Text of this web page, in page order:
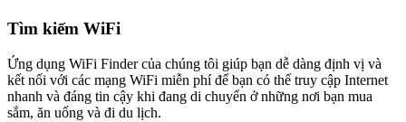
Tìm kiếm WiFi
Ứng dụng WiFi Finder của chúng tôi giúp bạn dễ dàng định vị và
kết nối với các mạng WiFi miễn phí để bạn có thể truy cập Internet
nhanh và đáng tin cậy khi đang di chuyển ở những nơi bạn mua
sắm, ăn uống và đi du lịch.